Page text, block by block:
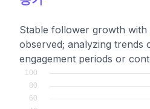
Stable follower growth
observed; analyzing trends
engagement periods or